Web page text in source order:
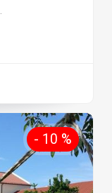
- 10 %